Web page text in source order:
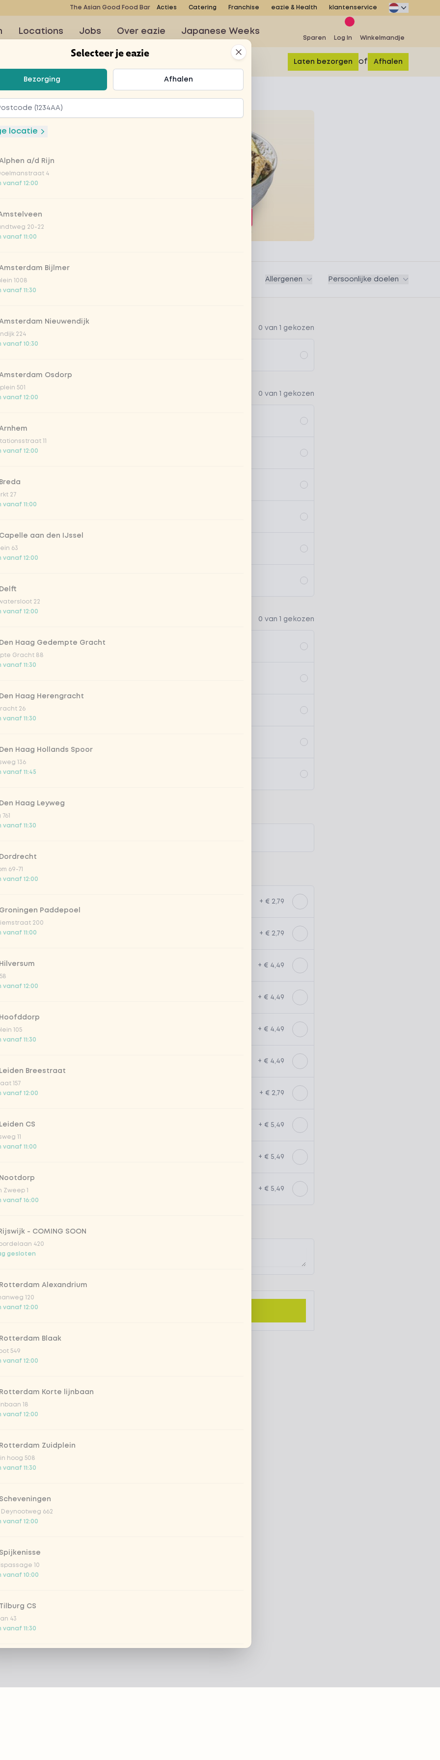
The Asian Good Food Bar Acties Catering Franchise eazie & Health klantenservice
Locations Jobs Over eazie Japanese Weeks
Sparen Log In Winkelmandje
Laten bezorgen of Afhalen
salmon
met de poké bowl
wakame, edamame
komkommer,
crisps en dressing
naar keuze.
Allergenen Persoonlijke doelen
0 van 1 gekozen
sticky)
0 van 1 gekozen
sesam dressing
sojadressing
0 van 1 gekozen
lemonade lemon garden
rood
blauw
zero 33cl
regular 33cl
drankjes
33cl + € 2,79
33cl + € 2,79
tropical lychee + € 4,49
tea + € 4,49
fruit + € 4,49
& dragon Fruit + € 4,49
zero zero 33cl + € 2,79
mango + € 5,49
+ € 5,49
+ € 5,49
Toevoegen aan winkelmand
Close
Selecteer je eazie
Bezorging Afhalen
locatie
a/d Rijn
4
vanaf 12:00
20-22
11:00
Bijlmer
1008
11:30
Nieuwendijk
224
vanaf 10:30
Osdorp
501
vanaf 12:00
11
vanaf 12:00
27
11:00
aan den IJssel
63
vanaf 12:00
22
vanaf 12:00
Haag Gedempte Gracht
Gracht 88
11:30
Haag Herengracht
26
11:30
Haag Hollands Spoor
136
11:45
Haag Leyweg
11:30
69-71
vanaf 12:00
Paddepoel
200
11:00
vanaf 12:00
105
11:30
Breestraat
157
vanaf 12:00
CS
11
11:00
Zweep 1
vanaf 16:00
- COMING SOON
420
gesloten
Alexandrium
120
vanaf 12:00
Blaak
549
vanaf 12:00
Korte lijnbaan
18
vanaf 12:00
Zuidplein
hoog 508
11:30
662
vanaf 12:00
10
vanaf 10:00
CS
43
11:30